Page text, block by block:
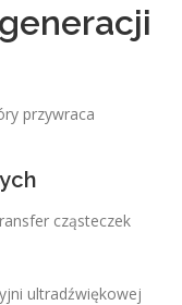
przywraca
cząsteczek
ultradźwiękowej